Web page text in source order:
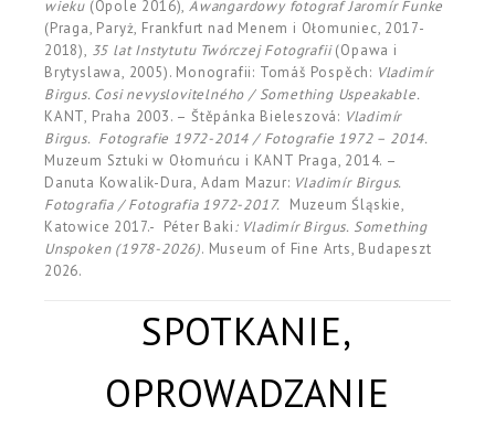
wieku (Opole 2016),Awangardowy fotograf Jaromír Funke
(Praga, Paryż, Frankfurt nad Menem i Ołomuniec, 2017-
2018), 35 lat Instytutu Twórczej Fotografii(Opawa i
Brytyslawa, 2005). Monografii: Tomáš Pospěch: Vladimír
Birgus. Cosi nevyslovitelného / Something Uspeakable.
KANT, Praha 2003. – Štěpánka Bieleszová: Vladimír
Birgus. Fotografie 1972-2014 / Fotografie 1972 – 2014.
Muzeum Sztuki w Ołomuńcu i KANT Praga, 2014. –
Danuta Kowalik-Dura, Adam Mazur: Vladimír Birgus.
Fotografia / Fotografia 1972-2017. Muzeum Śląskie,
Katowice 2017.- Péter Baki: Vladimír Birgus. Something
Unspoken (1978-2026). Museum of Fine Arts, Budapeszt
2026.
SPOTKANIE,
OPROWADZANIE